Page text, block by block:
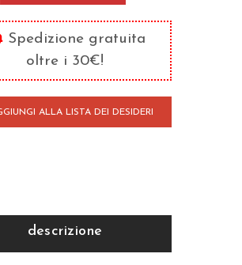
Spedizione gratuita
oltre i 30€!
ALLA LISTA DEI DESIDERI
descrizione